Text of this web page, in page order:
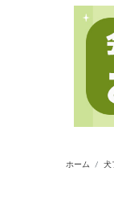
ホーム 犬